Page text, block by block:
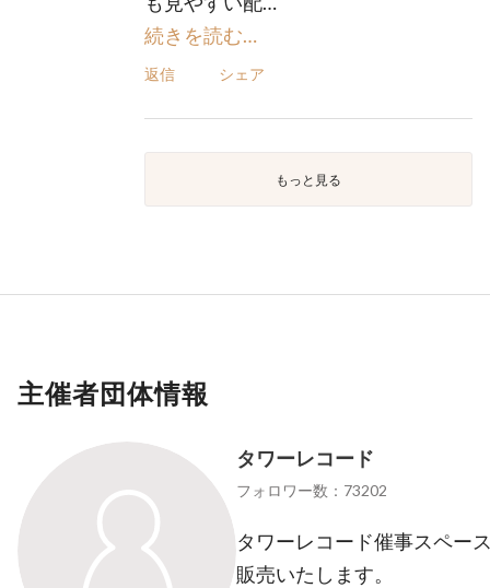
続きを読む…
返信 シェア
もっと見る
主催者団体情報
タワーレコード
フォロワー数：73202
タワーレコード催事スペー
販売いたします。